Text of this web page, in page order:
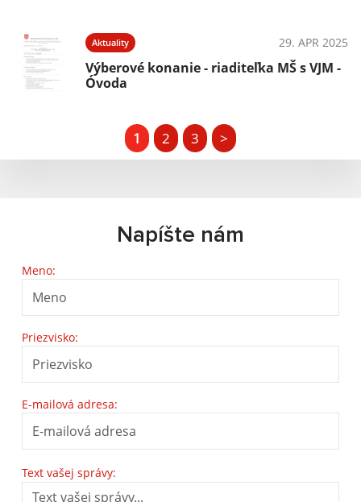
Aktuality 29. APR 2025
Výberové konanie - riaditeľka MŠ s VJM -
Óvoda
1 2 3 >
Napíšte nám
Meno:
Priezvisko:
E-mailová adresa:
Text vašej správy: